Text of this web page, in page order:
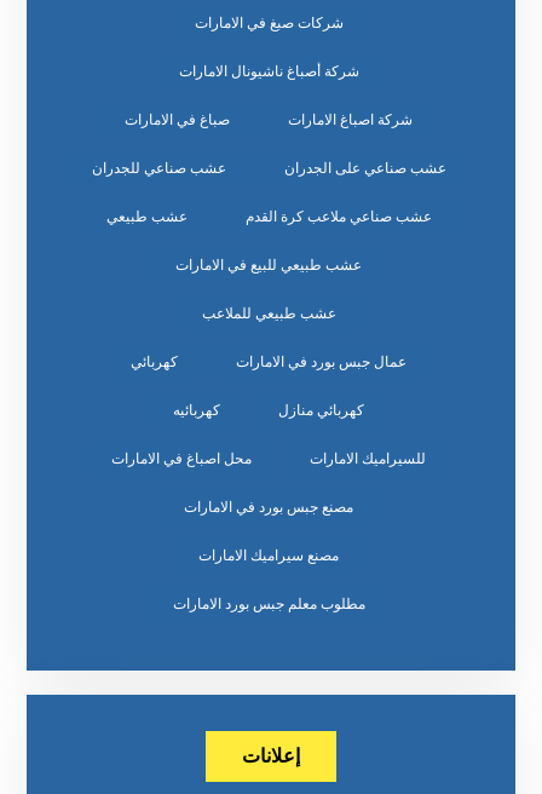
شركات صبغ في الامارات
شركة أصباغ ناشيونال الامارات
شركة اصباغ الامارات صباغ في الامارات
عشب صناعي على الجدران عشب صناعي للجدران
عشب صناعي ملاعب كرة القدم عشب طبيعي
عشب طبيعي للبيع في الامارات
عشب طبيعي للملاعب
عمال جبس بورد في الامارات كهربائي
كهربائي منازل كهربائيه
للسيراميك الامارات محل اصباغ في الامارات
مصنع جبس بورد في الامارات
مصنع سيراميك الامارات
مطلوب معلم جبس بورد الامارات
إعلانات